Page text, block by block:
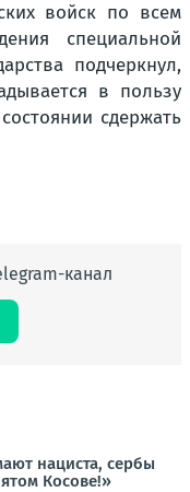
войск по всем
специальной
подчеркнул,
в пользу
сдержать
канал
нациста, сербы
Косове!»